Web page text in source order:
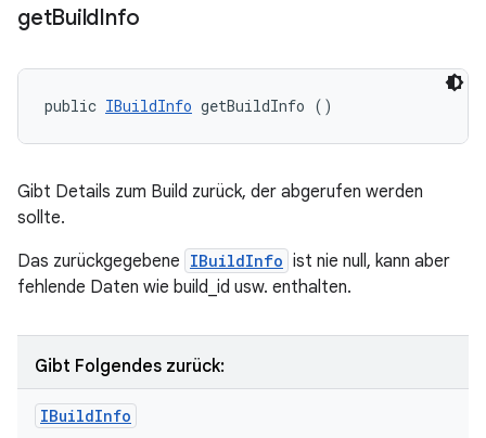
getBuildInfo
public IBuildInfo getBuildInfo ()
Gibt Details zum Build zurück, der abgerufen werden
sollte.
Das zurückgegebene IBuildInfo ist nie null, kann aber
fehlende Daten wie build_id usw. enthalten.
Gibt Folgendes zurück:
IBuildInfo